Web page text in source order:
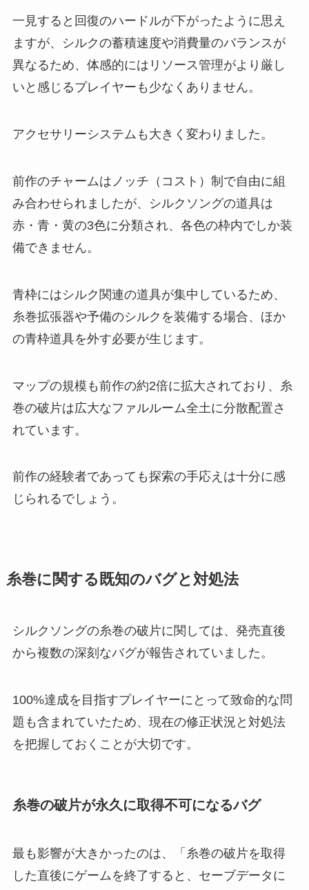
一見すると回復のハードルが下がったように思え
ますが、シルクの蓄積速度や消費量のバランスが
異なるため、体感的にはリソース管理がより厳し
いと感じるプレイヤーも少なくありません。
アクセサリーシステムも大きく変わりました。
前作のチャームはノッチ（コスト）制で自由に組
み合わせられましたが、シルクソングの道具は
赤・青・黄の3色に分類され、各色の枠内でしか装
備できません。
青枠にはシルク関連の道具が集中しているため、
糸巻拡張器や予備のシルクを装備する場合、ほか
の青枠道具を外す必要が生じます。
マップの規模も前作の約2倍に拡大されており、糸
巻の破片は広大なファルルーム全土に分散配置さ
れています。
前作の経験者であっても探索の手応えは十分に感
じられるでしょう。
糸巻に関する既知のバグと対処法
シルクソングの糸巻の破片に関しては、発売直後
から複数の深刻なバグが報告されていました。
100%達成を目指すプレイヤーにとって致命的な問
題も含まれていたため、現在の修正状況と対処法
を把握しておくことが大切です。
糸巻の破片が永久に取得不可になるバグ
最も影響が大きかったのは、「糸巻の破片を取得
した直後にゲームを終了すると、セーブデータに